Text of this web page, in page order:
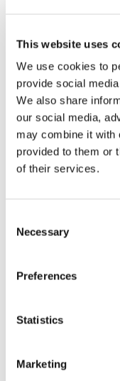
This website uses
We use cookies to
provide social
We also share
our social media,
may combine it with
provided to them or
of their services.
Selection
Necessary
Preferences
Statistics
Marketing